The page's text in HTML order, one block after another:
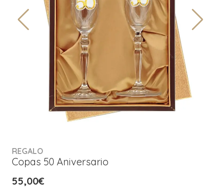
REGALO
Copas 50 Aniversario
55,00€